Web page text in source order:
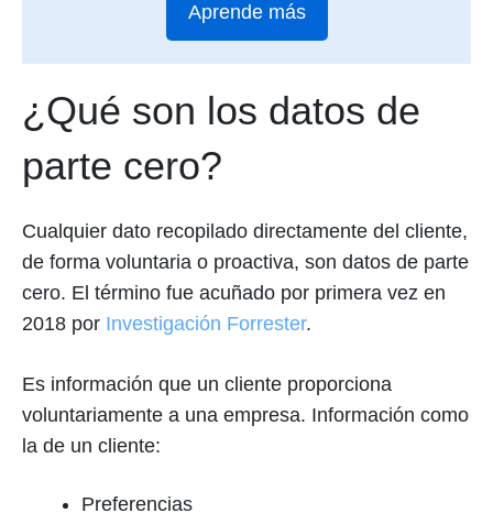
Aprende más
¿Qué son los datos de
parte cero?
Cualquier dato recopilado directamente del cliente,
de forma voluntaria o proactiva, son datos de parte
cero. El término fue acuñado por primera vez en
2018 por Investigación Forrester.
Es información que un cliente proporciona
voluntariamente a una empresa. Información como
la de un cliente:
Preferencias